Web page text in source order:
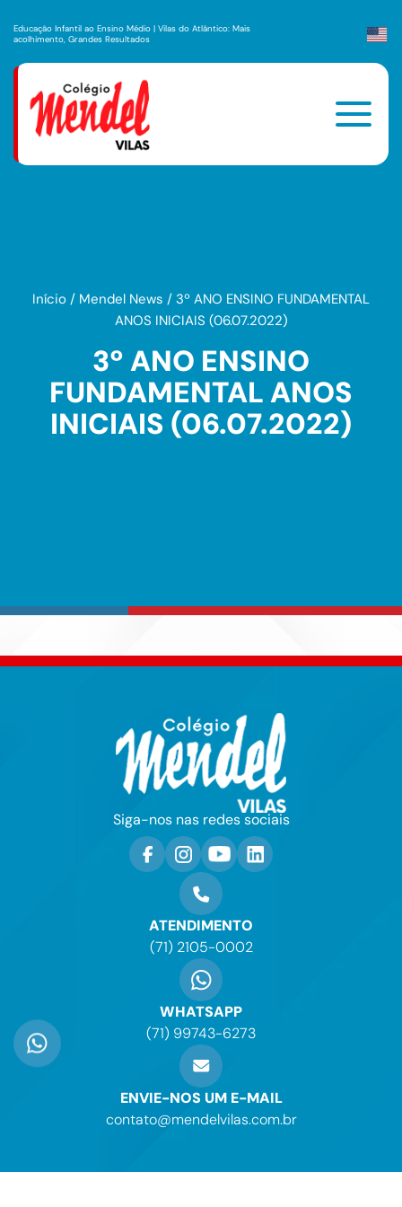
Educação Infantil ao Ensino Médio | Vilas do Atlântico: Mais
acolhimento, Grandes Resultados
Início / Mendel News / 3º ANO ENSINO FUNDAMENTAL
ANOS INICIAIS (06.07.2022)
3º ANO ENSINO
FUNDAMENTAL ANOS
INICIAIS (06.07.2022)
ATENDIMENTO
(71) 2105-0002
WHATSAPP
(71) 99743-6273
ENVIE-NOS UM E-MAIL
contato@mendelvilas.com.br
Siga-nos nas redes sociais